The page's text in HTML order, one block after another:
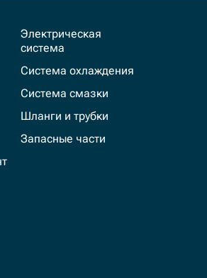
Электрическая
система
Система охлаждения
Система смазки
Шланги и трубки
Запасные части